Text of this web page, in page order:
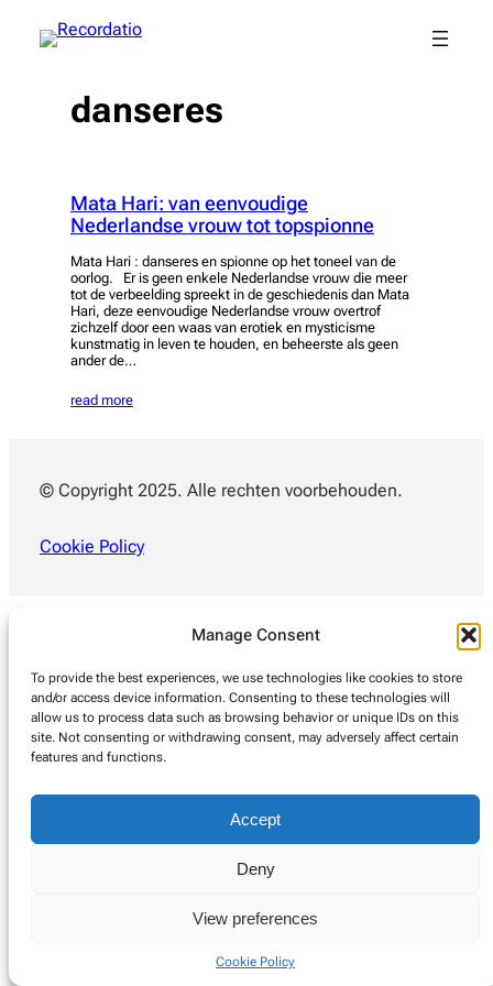
Manage Consent
To provide the best experiences, we use technologies like cookies to store
and/or access device information. Consenting to these technologies will
allow us to process data such as browsing behavior or unique IDs on this
site. Not consenting or withdrawing consent, may adversely affect certain
features and functions.
Accept
Deny
View preferences
Cookie Policy
naar
danseres
Mata Hari: van eenvoudige
Nederlandse vrouw tot topspionne
Mata Hari : danseres en spionne op het toneel van de
oorlog. Er is geen enkele Nederlandse vrouw die meer
tot de verbeelding spreekt in de geschiedenis dan Mata
Hari, deze eenvoudige Nederlandse vrouw overtrof
zichzelf door een waas van erotiek en mysticisme
kunstmatig in leven te houden, en beheerste als geen
ander de…
read more
© Copyright 2025. Alle rechten voorbehouden.
Cookie Policy